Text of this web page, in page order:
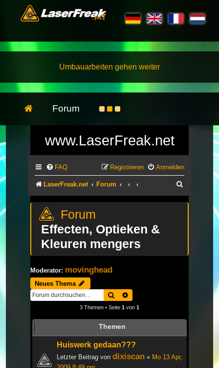
Umbauarbeiten gehen weiter
Forum
www.LaserFreak.net
FAQ Anmelden
Registrieren
LaserFreak.net Forum
Effecten, Optieken &
Kleuren mengers
Moderator: movinghead
Neues Thema
Suche
3 Themen • Seite 1 von 1
Themen
Huiswerk gedaan???
Letzter Beitrag von dixiscan « Mo 13 Apr,